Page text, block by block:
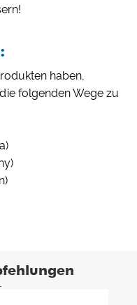
haben,
folgenden Wege zu